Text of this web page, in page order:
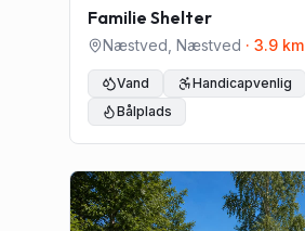
Familie Shelter
Næstved Næstved · 3.9 km
Vand Handicapvenlig
Bålplads